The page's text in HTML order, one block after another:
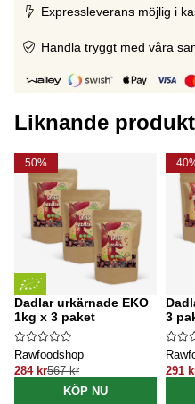
Expressleverans möjlig i
Handla tryggt med våra
Liknande
50%
Dadlar urkärnade EKO
1kg x 3 paket
Rawfoodshop
284 kr567 kr
KÖP NU
3
291